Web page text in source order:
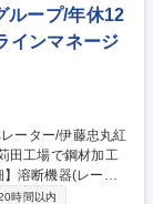
社は住友商事傘下
ム有/駅徒歩3分
ループ/年休12
インマネージ
溶断機器(レーザ
製品の製作をお任
時間以内